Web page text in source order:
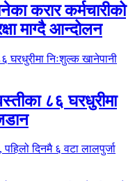
करार कर्मचारीको
माग्दै आन्दोलन
८६ घरधुरीमा